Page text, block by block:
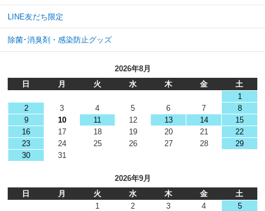
LINE友だち限定
除菌･消臭剤・感染防止グッズ
2026年8月
日
月 火 水 木 金
土
1
2
3 4 5 6 7
8
9
10 11 12 13 14
15
16
17 18 19 20 21
22
23
24 25 26 27 28
29
30
31
2026年9月
日
月 火 水 木 金
土
1
2 3 4
5